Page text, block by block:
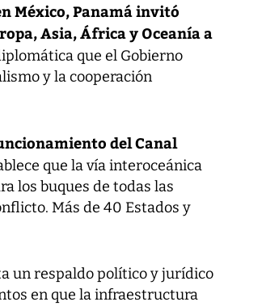
México, Panamá invitó
Asia, África y Oceanía a
que el Gobierno
y la cooperación
del Canal
que la vía interoceánica
los buques de todas las
Más de 40 Estados y
un respaldo político y jurídico
en que la infraestructura